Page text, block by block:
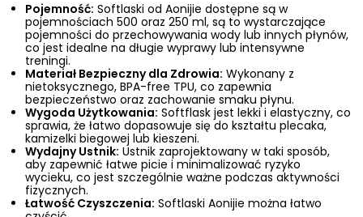
Pojemność: Softlaski od Aonijie dostępne są w
pojemnościach 500 oraz 250 ml, są to wystarczające
pojemności do przechowywania wody lub innych płynów,
co jest idealne na długie wyprawy lub intensywne
treningi.
Materiał Bezpieczny dla Zdrowia: Wykonany z
nietoksycznego, BPA-free TPU, co zapewnia
bezpieczeństwo oraz zachowanie smaku płynu.
Wygoda Użytkowania: Softflask jest lekki i elastyczny, co
sprawia, że łatwo dopasowuje się do kształtu plecaka,
kamizelki biegowej lub kieszeni.
Wydajny Ustnik: Ustnik zaprojektowany w taki sposób,
aby zapewnić łatwe picie i minimalizować ryzyko
wycieku, co jest szczególnie ważne podczas aktywności
fizycznych.
Łatwość Czyszczenia: Softlaski Aonijie można łatwo